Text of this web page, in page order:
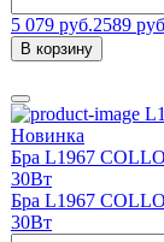
5 079 руб.2589
В корзину
Новинка
Бра L1967
30Вт
Бра L1967
30Вт